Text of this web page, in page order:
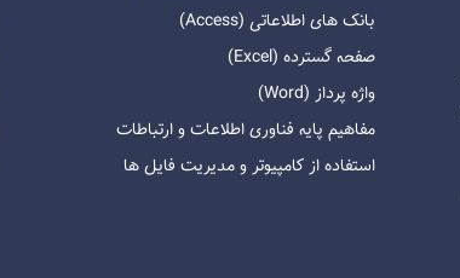
بانک های اطلاعاتی (Access)
صفحه گسترده (Excel)
واژه پرداز (Word)
مفاهیم پایه فناوری اطلاعات و ارتباطات
استفاده از کامپیوتر و مدیریت فایل ها